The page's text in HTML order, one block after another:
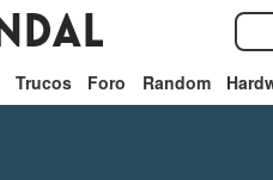
Trucos Foro Random